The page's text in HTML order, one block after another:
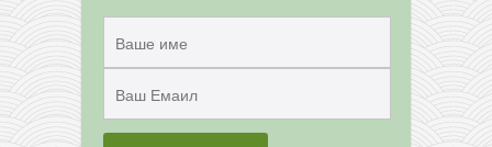
бесплатна е-књига
термини тренинга
моја прича
моја прича